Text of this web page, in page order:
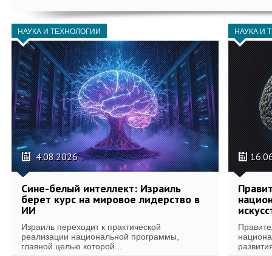
НАУКА И ТЕХНОЛОГИИ
4.08.2026
Сине-белый интеллект: Израиль
берет курс на мировое лидерство в
ИИ
Израиль переходит к практической
реализации национальной программы,
главной целью которой...
НАУКА И